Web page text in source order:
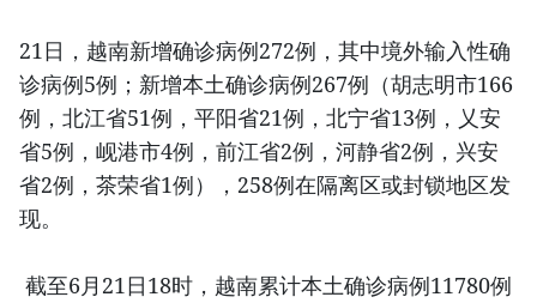
21日，越南新增确诊病例272例，其中境外输入性确
诊病例5例；新增本土确诊病例267例（胡志明市166
例，北江省51例，平阳省21例，北宁省13例，乂安
省5例，岘港市4例，前江省2例，河静省2例，兴安
省2例，茶荣省1例），258例在隔离区或封锁地区发
现。
截至6月21日18时，越南累计本土确诊病例11780例